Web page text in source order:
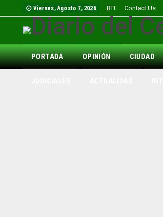
Viernes, Agosto 7, 2026 RTL Contact Us
PORTADA OPINIÓN CIUDAD